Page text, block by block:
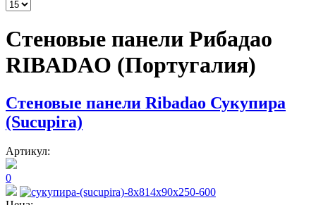
Стеновые панели Рибадао
RIBADAO (Португалия)
Стеновые панели Ribadao Сукупира
(Sucupira)
Артикул:
0